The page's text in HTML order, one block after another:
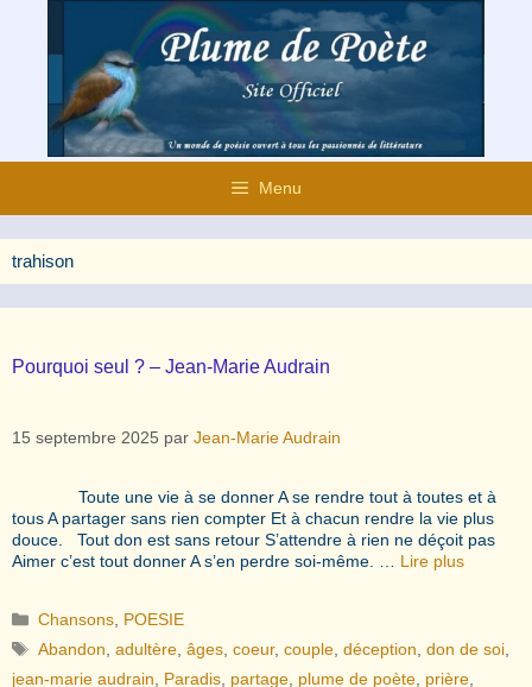
contenu
Menu
trahison
Pourquoi seul ? – Jean-Marie Audrain
15 septembre 2025 par Jean-Marie Audrain
Toute une vie à se donner A se rendre tout à toutes et à
tous A partager sans rien compter Et à chacun rendre la vie plus
douce. Tout don est sans retour S’attendre à rien ne déçoit pas
Aimer c’est tout donner A s’en perdre soi-même. … Lire plus
Catégories
Chansons POESIE
Étiquettes
Abandon ,adultère ,âges ,coeur,couple ,déception ,don de soi
jean-marie audrain
Paradis partage plume de poète prière